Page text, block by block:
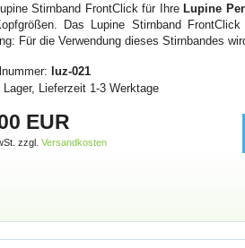
Stirnband FrontClick für IhreLupine
Das Lupine Stirnband
Für die Verwendung dieses Stirnbandes
luz-021
Lager, Lieferzeit 1-3 Werktage
EUR
zzgl.Versandkosten